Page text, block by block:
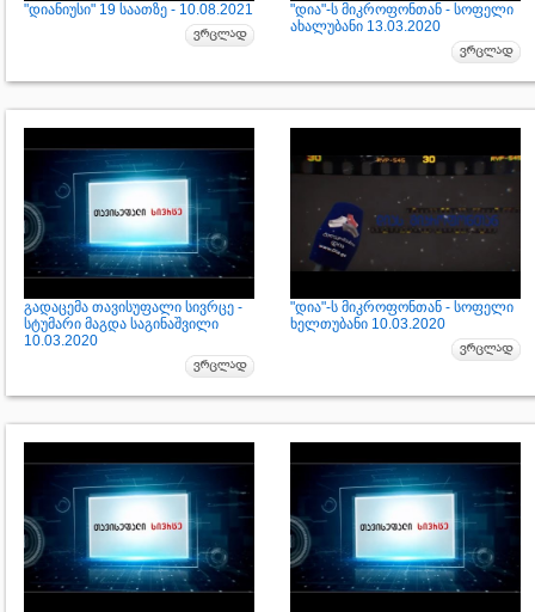
"დიანიუსი" 19 საათზე - 10.08.2021
"დია"-ს მიკროფონთან - სოფელი
ახალუბანი 13.03.2020
გადაცემა თავისუფალი სივრცე -
სტუმარი მაგდა საგინაშვილი
10.03.2020
"დია"-ს მიკროფონთან - სოფელი
ხელთუბანი 10.03.2020